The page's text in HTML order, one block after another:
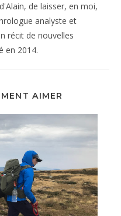
de laisser, en moi,
analyste et
récit de nouvelles
en 2014.
AIMER